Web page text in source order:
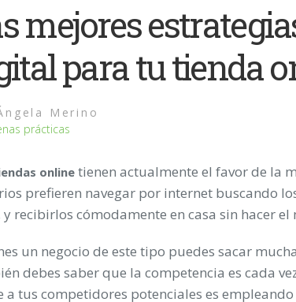
mejores
para tu tienda
Merino
prácticas
online tienen actualmente el favor de la
prefieren navegar por internet buscando
y recibirlos cómodamente en casa sin hacer
un negocio de este tipo puedes sacar
debes saber que la competencia es cada
a tus competidores potenciales es empleando